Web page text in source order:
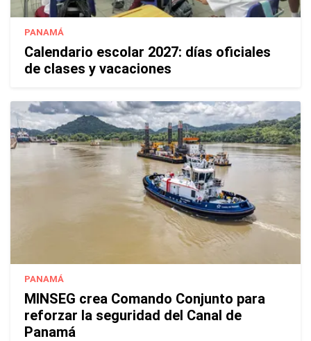
PANAMÁ
Calendario escolar 2027: días oficiales
de clases y vacaciones
PANAMÁ
MINSEG crea Comando Conjunto para
reforzar la seguridad del Canal de
Panamá